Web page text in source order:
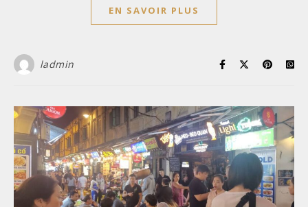
EN SAVOIR PLUS
ladmin